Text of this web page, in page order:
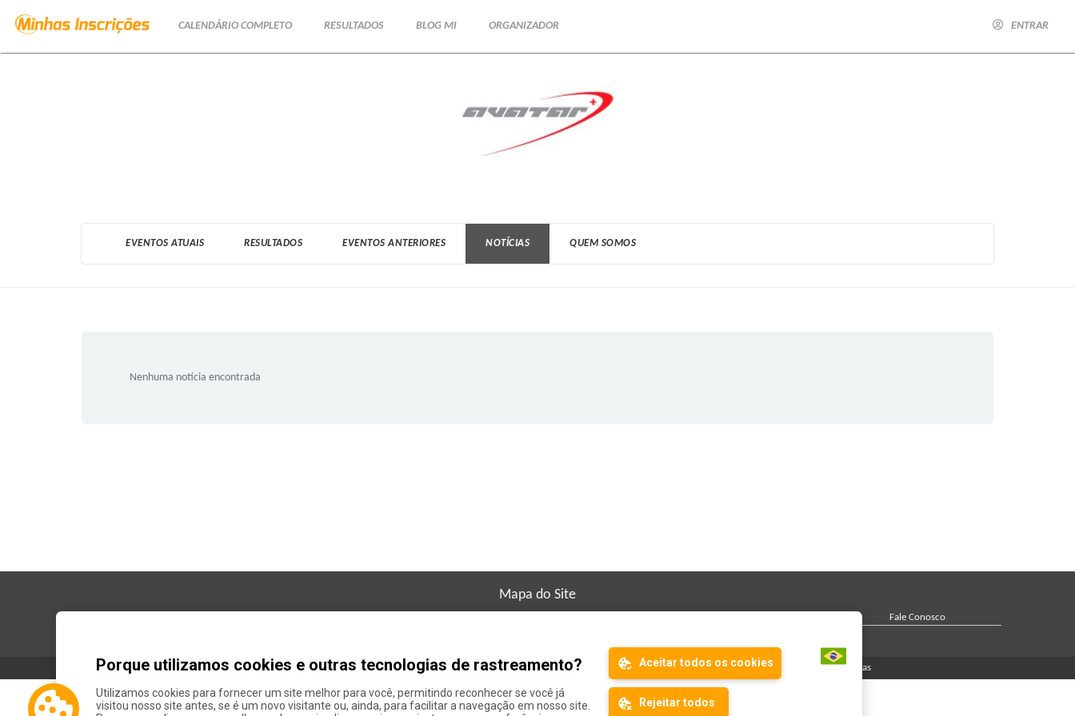
CALENDÁRIO COMPLETO RESULTADOS BLOG MI ORGANIZADOR ENTRAR
EVENTOS ATUAIS(current)RESULTADOS EVENTOS ANTERIORES NOTÍCIAS QUEM SOMOS
Nenhuma notícia encontrada
Mapa do Site
Fale Conosco
Política de Privacidade Copyright Minhas Inscrições Assessorias
Porque utilizamos cookies e outras tecnologias de rastreamento?
Utilizamos cookies para fornecer um site melhor para você, permitindo reconhecer se você já
visitou nosso site antes, se é um novo visitante ou, ainda, para facilitar a navegação em nosso site.
Aceitar todos os cookies
Rejeitar todos